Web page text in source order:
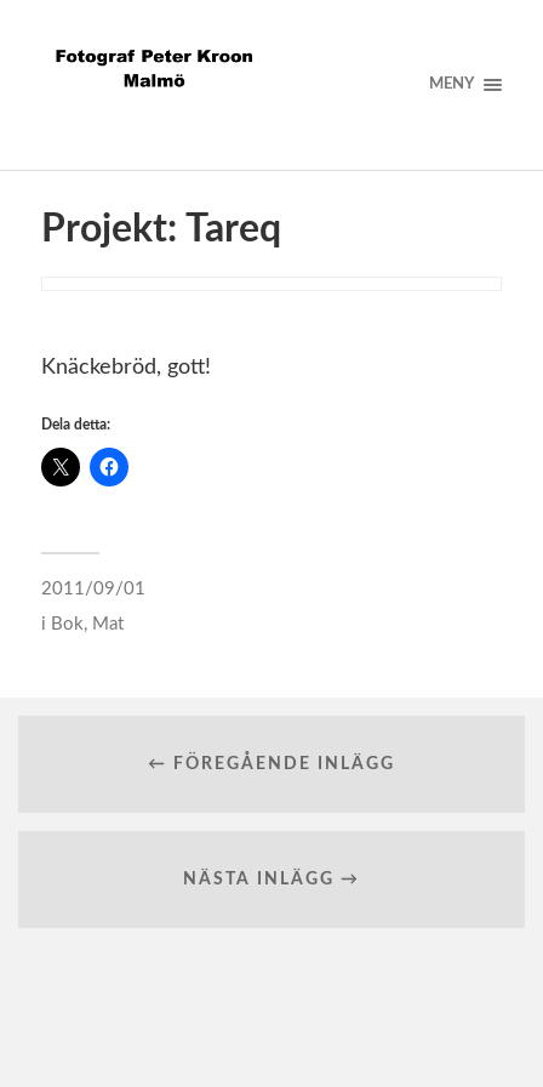
MENY
Projekt: Tareq
Knäckebröd, gott!
Dela detta:
2011/09/01
i Bok, Mat
← FÖREGÅENDE INLÄGG
NÄSTA INLÄGG →